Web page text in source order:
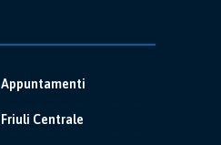
Appuntamenti
Friuli Centrale